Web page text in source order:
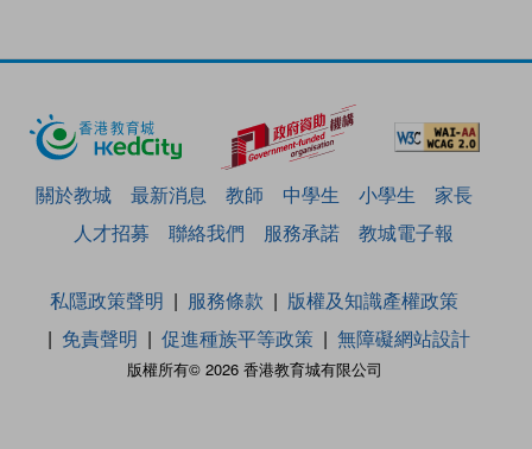
關於教城 最新消息 教師 中學生 小學生
家長
人才招募
聯絡我們 服務承諾 教城電子報
版權所有© 2026 香港教育城有限公司
私隱政策聲明 服務條款
版權及知識產權政策
免責聲明
促進種族平等政策 無障礙網站設計